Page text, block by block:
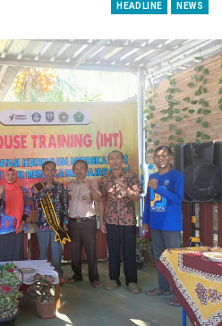
HEADLINE NEWS